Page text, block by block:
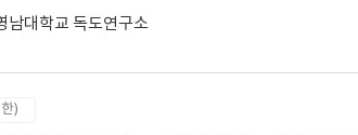
남대학교 독도연구소
)